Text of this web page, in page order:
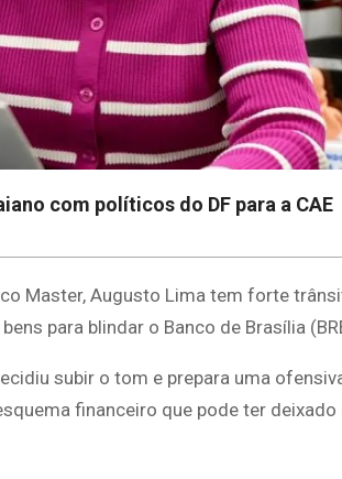
com políticos do DF para a CAE
Master, Augusto Lima tem forte
para blindar o Banco de Brasília
subir o tom e prepara uma
financeiro que pode ter